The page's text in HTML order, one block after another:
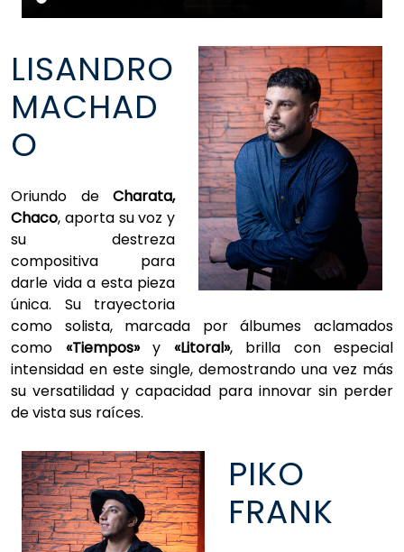
LISANDRO
MACHAD
O
Oriundo de Charata,
Chaco, aporta su voz y
su destreza
compositiva para
darle vida a esta pieza
única. Su trayectoria
como solista, marcada por álbumes aclamados
como «Tiempos»y «Litoral», brilla con especial
intensidad en este single, demostrando una vez más
su versatilidad y capacidad para innovar sin perder
de vista sus raíces.
PIKO
FRANK